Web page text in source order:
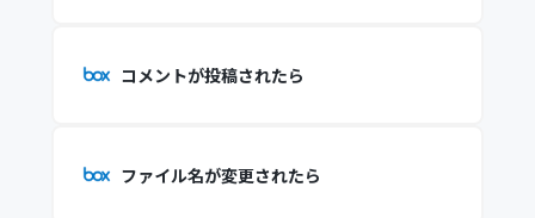
コメントが投稿されたら
ファイル名が変更されたら